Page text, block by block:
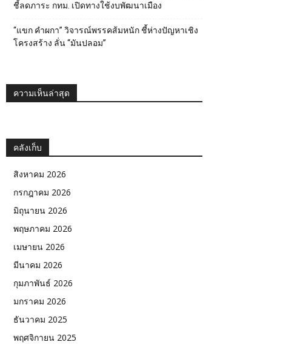
ชี้ลดภาระ กทม. เปิดทางใช้งบพัฒนาเมือง
“แขก คำผกา” วิจารณ์พรรคส้มหนัก ชี้ห่างปัญหาเชิง
โครงสร้าง ลั่น “มันปลอม”
ความเห็นล่าสุด
คลังเก็บ
สิงหาคม 2026
กรกฎาคม 2026
มิถุนายน 2026
พฤษภาคม 2026
เมษายน 2026
มีนาคม 2026
กุมภาพันธ์ 2026
มกราคม 2026
ธันวาคม 2025
พฤศจิกายน 2025